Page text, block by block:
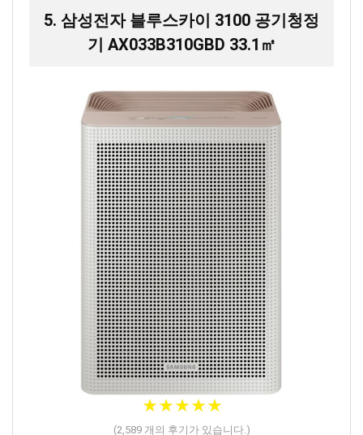
5. 삼성전자 블루스카이 3100 공기청정
기 AX033B310GBD 33.1㎡
★★★★★
★★★★★
(2,589개의 후기가 있습니다.)